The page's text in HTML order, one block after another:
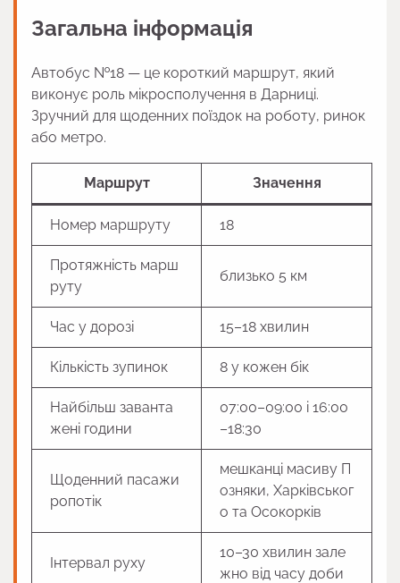
Загальна інформація
Автобус №18 — це короткий маршрут, який
виконує роль мікросполучення в Дарниці.
Зручний для щоденних поїздок на роботу, ринок
або метро.
Маршрут Значення
Номер маршруту 18
Протяжність марш
руту
близько 5 км
Час у дорозі 15–18 хвилин
Кількість зупинок 8 у кожен бік
Найбільш заванта
жені години
07:00–09:00 і 16:00
–18:30
Щоденний пасажи
ропотік
мешканці масиву П
озняки, Харківськог
о та Осокорків
Інтервал руху
10–30 хвилин зале
жно від часу доби